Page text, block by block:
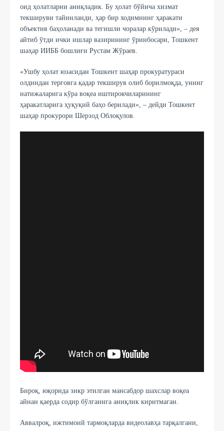
оид ҳолатларни аниқладик. Бу ҳолат бўйича хизмат
текшируви тайинланди, ҳар бир ходимнинг ҳаракати
объектив баҳоланади ва тегишли чоралар кўрилади», – дея
айтиб ўтди ички ишлар вазирининг ўринбосари, Тошкент
шаҳар ИИББ бошлиғи Рустам Жўраев.
«Ушбу ҳолат юзасидан Тошкент шаҳар прокуратураси
олдиндан терговга қадар текширув олиб борилмоқда, унинг
натижаларига кўра воқеа иштирокчиларининг
ҳаракатларига ҳуқуқий баҳо берилади», – дейди Тошкент
шаҳар прокурори Шерзод Облоқулов.
Бироқ, юқорида зикр этилган мансабдор шахслар воқеа
айнан қаерда содир бўлганига аниқлик киритмаган.
Аввалроқ, ижтимоий тармоқларда видеолавҳа тарқалгани,